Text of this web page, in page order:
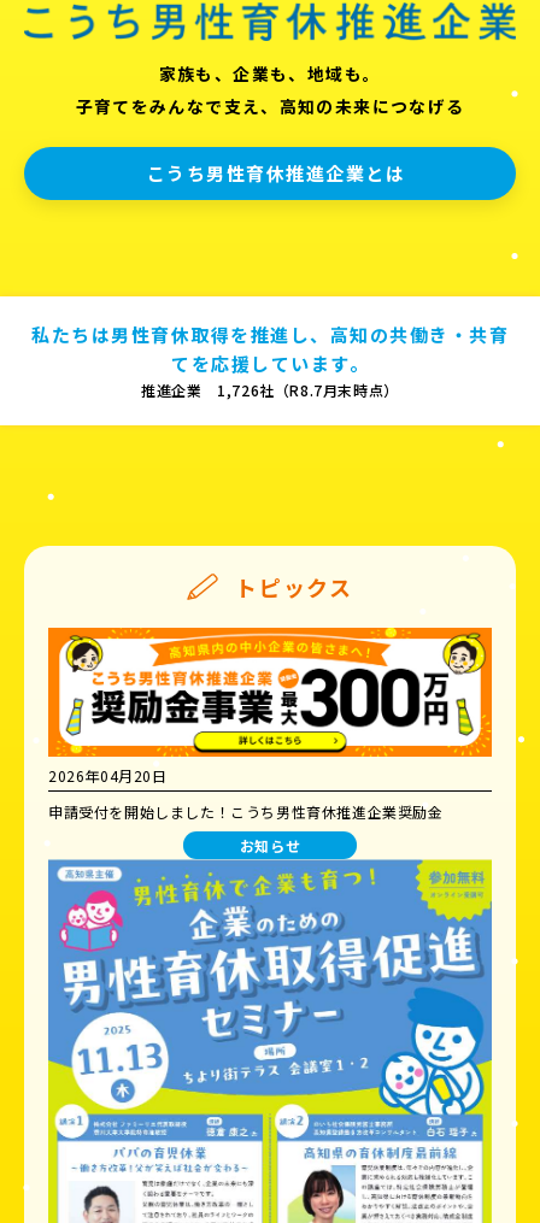
家族も、企業も、地域も。
子育てをみんなで支え、高知の未来につなげる
こうち男性育休推進企業とは
私たちは男性育休取得を推進し、高知の共働き・共育
てを応援しています。
推進企業 1,726社（R8.7月末時点）
トピックス
2026年04月20日
申請受付を開始しました！こうち男性育休推進企業奨励金
お知らせ